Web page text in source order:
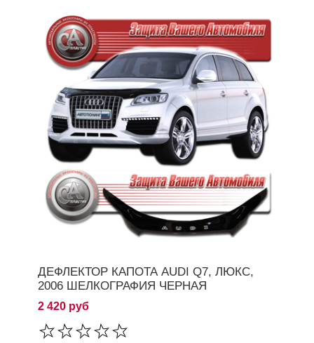
ДЕФЛЕКТОР КАПОТА AUDI Q7, ЛЮКС,
2006 ШЕЛКОГРАФИЯ ЧЕРНАЯ
2 420 руб